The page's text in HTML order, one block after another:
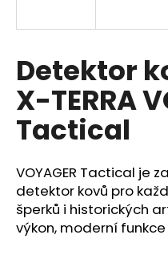
Detektor
X-TERRA
Tactical
VOYAGER Tactical je
detektor kovů pro
šperků i historických
výkon, moderní
í
t
?